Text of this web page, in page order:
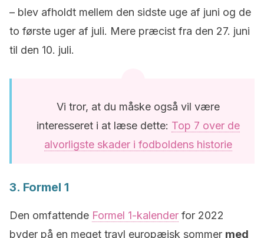
– blev afholdt mellem den sidste uge af juni og de
to første uger af juli. Mere præcist fra den 27. juni
til den 10. juli.
Vi tror, at du måske også vil være
interesseret i at læse dette: Top 7 over de
alvorligste skader i fodboldens historie
3. Formel 1
Den omfattende Formel 1-kalender for 2022
byder på en meget travl europæisk sommer med